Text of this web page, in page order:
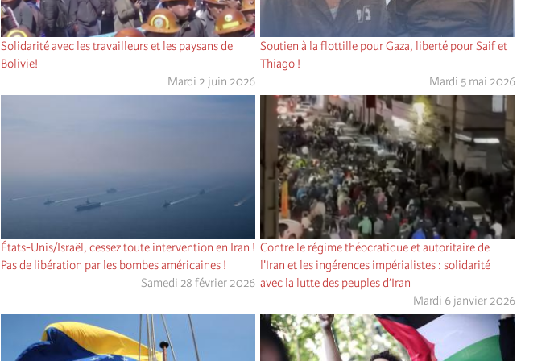
Solidarité avec les travailleurs et les paysans de
Bolivie!
Mardi 2 juin 2026
Soutien à la flottille pour Gaza, liberté pour Saif et
Thiago !
Mardi 5 mai 2026
États-Unis/Israël, cessez toute intervention en Iran !
Pas de libération par les bombes américaines !
Samedi 28 février 2026
Contre le régime théocratique et autoritaire de
l'Iran et les ingérences impérialistes : solidarité
avec la lutte des peuples d’Iran
Mardi 6 janvier 2026